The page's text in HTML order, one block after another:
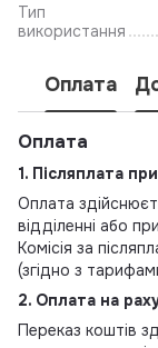
Тип
використання
Оплата
Оплата
1. Післяплата
Оплата
відділенні або
Комісія за
(згідно з
2. Оплата на
Переказ коштів